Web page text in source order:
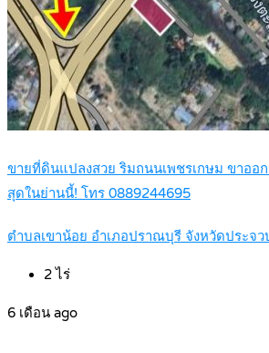
ขายที่ดินแปลงสวย ริมถนนเพชรเกษม ขาอ
สุดในย่านนี้! โทร 0889244695
ตำบลเขาน้อย อำเภอปราณบุรี จังหวัดประจ
2ไร่
6 เดือน ago